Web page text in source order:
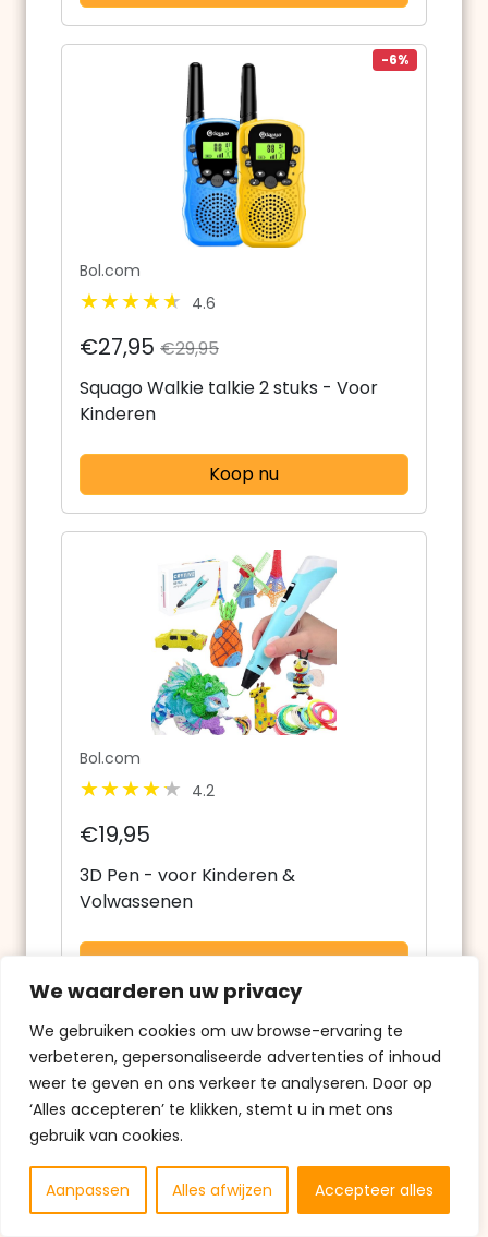
We waarderen uw privacy
We gebruiken cookies om uw browse-ervaring te
verbeteren, gepersonaliseerde advertenties of inhoud
weer te geven en ons verkeer te analyseren. Door op
‘Alles accepteren’ te klikken, stemt u in met ons
gebruik van cookies.
Aanpassen Alles afwijzen Accepteer alles
-6%
Bol.com
4.6
€27,95 €29,95
Squago Walkie talkie 2 stuks - Voor
Kinderen
Koop nu
Bol.com
4.2
€19,95
3D Pen - voor Kinderen &
Volwassenen
Koop nu